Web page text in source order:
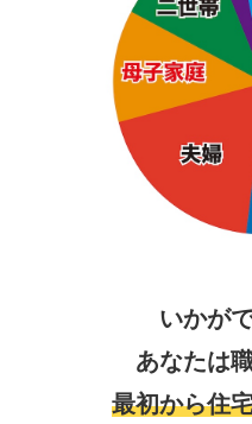
いかが
あなたは
最初から住